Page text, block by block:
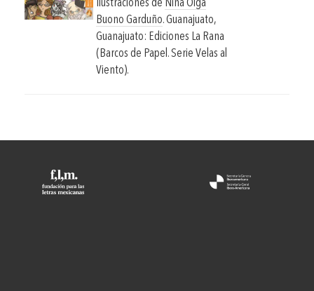
Ilustraciones de Nina Olga
Buono Garduño.Guanajuato,
Guanajuato: Ediciones La Rana
(Barcos de Papel. Serie Velas al
Viento).